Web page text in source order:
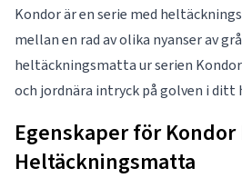
Kondor är en serie med
mellan en rad av olika nyanser av
heltäckningsmatta ur serien
och jordnära intryck på golven i ditt
Egenskaper för Kondor
Heltäckningsmatta